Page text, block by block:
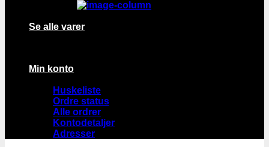
Se alle varer
Min konto
Huskeliste
Ordre status
Alle ordrer
Kontodetaljer
Adresser